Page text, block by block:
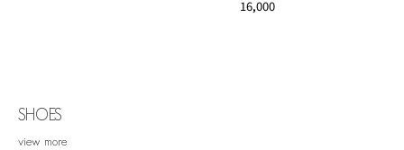
16,000
SHOES
view more